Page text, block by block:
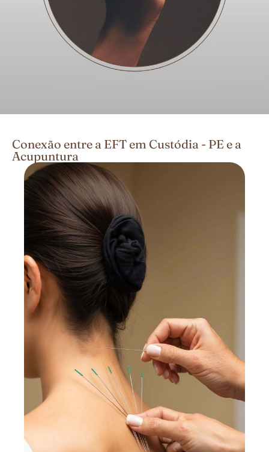
Conexão entre a EFT em Custódia - PE e a
Acupuntura